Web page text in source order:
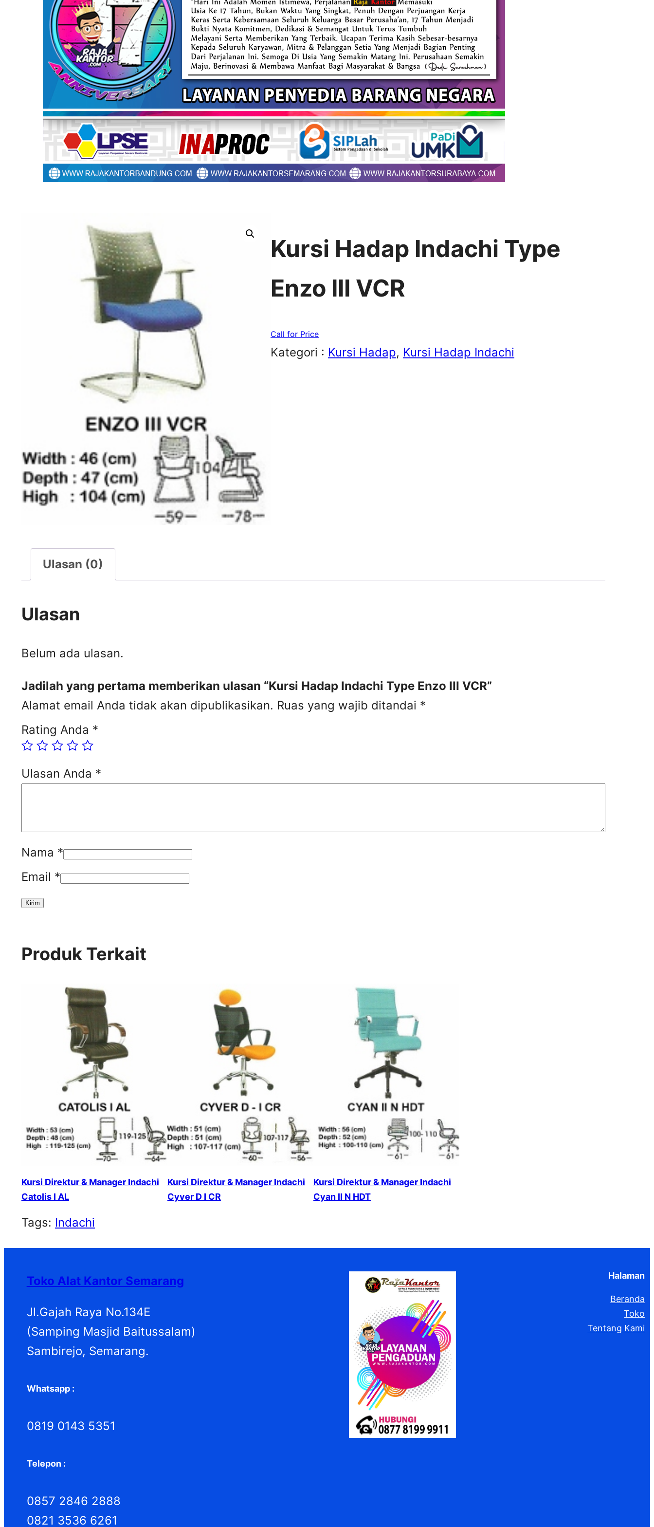
Kursi Hadap Indachi Type
Enzo III VCR
Call for Price
Kategori : Kursi Hadap, Kursi Hadap Indachi
Ulasan (0)
Ulasan
Belum ada ulasan.
Jadilah yang pertama memberikan ulasan “Kursi Hadap Indachi Type Enzo III VCR”
Alamat email Anda tidak akan dipublikasikan. Ruas yang wajib ditandai *
Rating Anda *
Ulasan Anda *
Nama *
Email *
Produk Terkait
Kursi Direktur & Manager Indachi
Catolis I AL
Kursi Direktur & Manager Indachi
Cyver D I CR
Kursi Direktur & Manager Indachi
Cyan II N HDT
Tags: Indachi
Toko Alat Kantor Semarang
Jl.Gajah Raya No.134E
(Samping Masjid Baitussalam)
Sambirejo, Semarang.
Whatsapp :
0819 0143 5351
Telepon :
0857 2846 2888
0821 3536 6261
Halaman
Beranda
Toko
Tentang Kami